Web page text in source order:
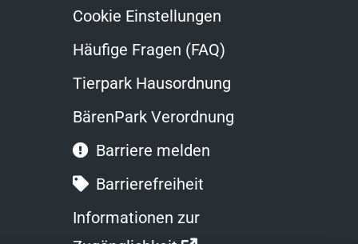
Cookie Einstellungen
Häufige Fragen (FAQ)
Tierpark Hausordnung
BärenPark Verordnung
Barriere melden
Barrierefreiheit
Informationen zur